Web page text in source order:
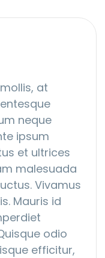
at
neque
ipsum
et ultrices
malesuada
Vivamus
Mauris id
odio
efficitur,